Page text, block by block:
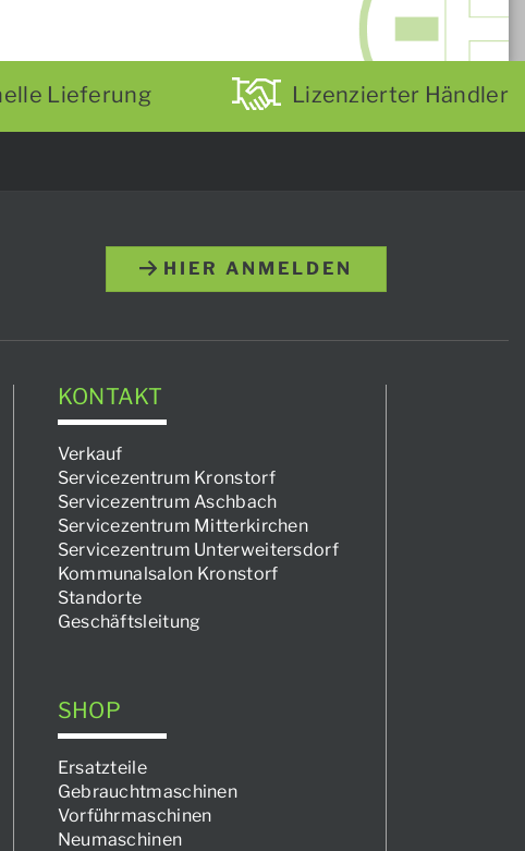
Lieferung Lizenzierter Händler
HIER ANMELDEN
KONTAKT
Verkauf
Servicezentrum Kronstorf
Servicezentrum Aschbach
Servicezentrum Mitterkirchen
Servicezentrum Unterweitersdorf
Kommunalsalon Kronstorf
Standorte
Geschäftsleitung
SHOP
Ersatzteile
Gebrauchtmaschinen
Vorführmaschinen
Neumaschinen